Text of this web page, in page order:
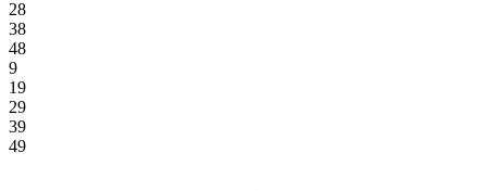
28
38
48
9
19
29
39
49